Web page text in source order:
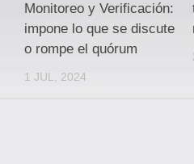
Monitoreo y Verificación:
impone lo que se discute
o rompe el quórum
1 JUL, 2024